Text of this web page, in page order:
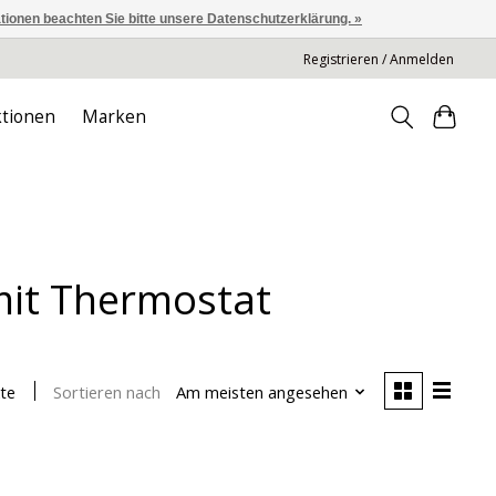
Registrieren / Anmelden
Marken
Thermostat
Sortieren nach Am meisten angesehen
beachten Sie bitte unsere Datenschutzerklärung. »